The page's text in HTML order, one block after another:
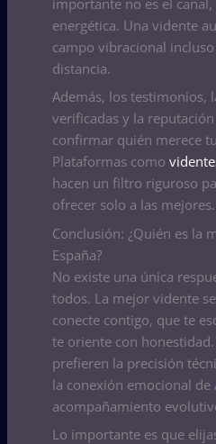
importante no es el
energética. Una vidente
campo vibracional
distancia.
Además, los testimonios,
verificadas y la
confirmar quién merece
Plataformas como
hacen un filtro riguroso
ofrecer solo a las mejores.
Conclusión: ¿Quién es la
España?
No existe una única
todos. La mejor vidente
conecte contigo, que te
te oriente con
prefieren la precisión
la conexión emocional de
acompañamiento
Lo importante es que